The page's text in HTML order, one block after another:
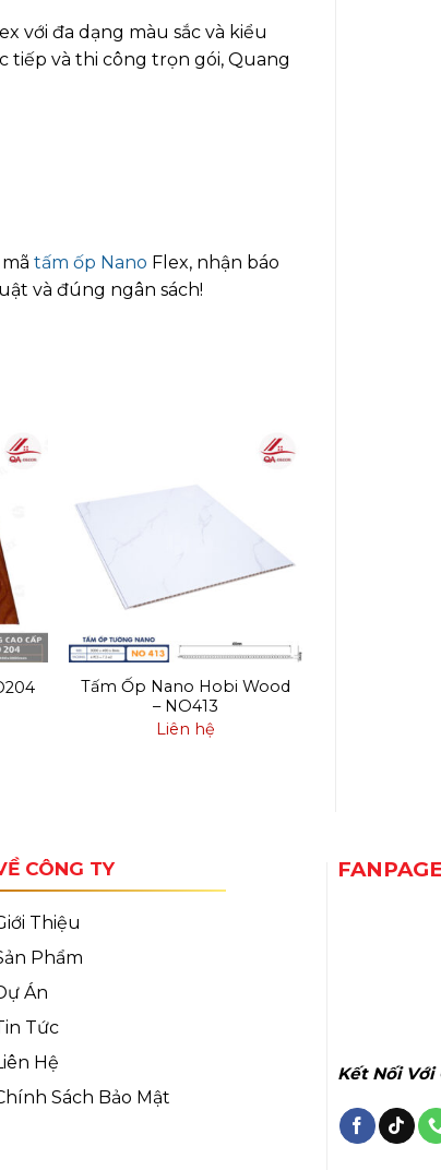
với đa dạng màu sắc và kiểu
tiếp và thi công trọn gói, Quang
tấm ốp Nano Flex, nhận báo
và đúng ngân sách!
Tấm Ốp Nano Hobi Wood
– NO413
Liên hệ
CÔNG TY
Thiệu
Phẩm
Án
Tức
Hệ
Sách Bảo Mật
Kết Nối Với